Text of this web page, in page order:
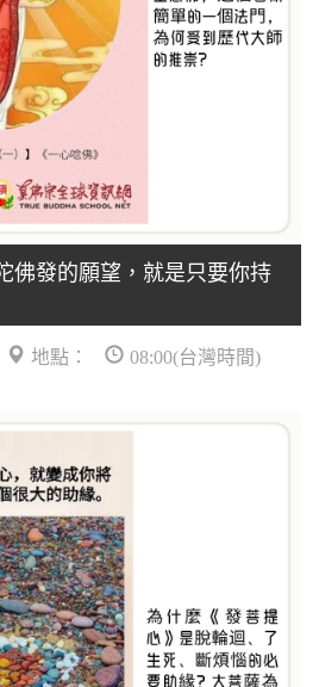
佛發的願望，就是只要你持
地點： 08:00(台灣時間)